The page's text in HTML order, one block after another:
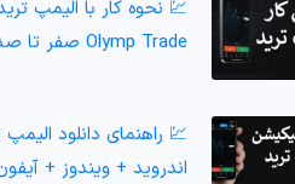
💹 نحوه کار با الیمپ
Olymp Trade صفر تا صد 🔥
💹 راهنمای دانلود الیمپ
اندروید + ویندوز +